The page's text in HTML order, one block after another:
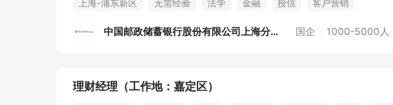
上海-浦东新区 无需经验 法学 金融 授信 客户营销
中国邮政储蓄银行股份有限公司上海分行 国企 1000-5000人
理财经理（工作地：嘉定区）